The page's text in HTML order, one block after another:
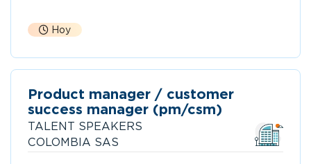
Hoy
Product manager / customer
success manager (pm/csm)
TALENT SPEAKERS
COLOMBIA SAS